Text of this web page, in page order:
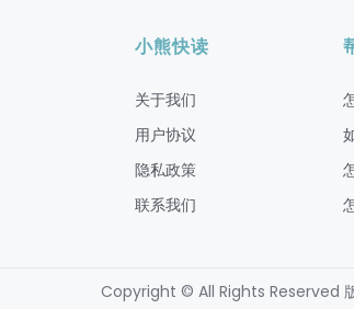
小熊快读
关于我们
用户协议
隐私政策
联系我们
Copyright © All Rights Reserved